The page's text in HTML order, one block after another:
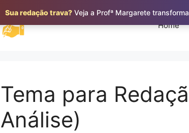
Home
Tema para
Análise)
Sua redação trava?Veja a Profª Margarete